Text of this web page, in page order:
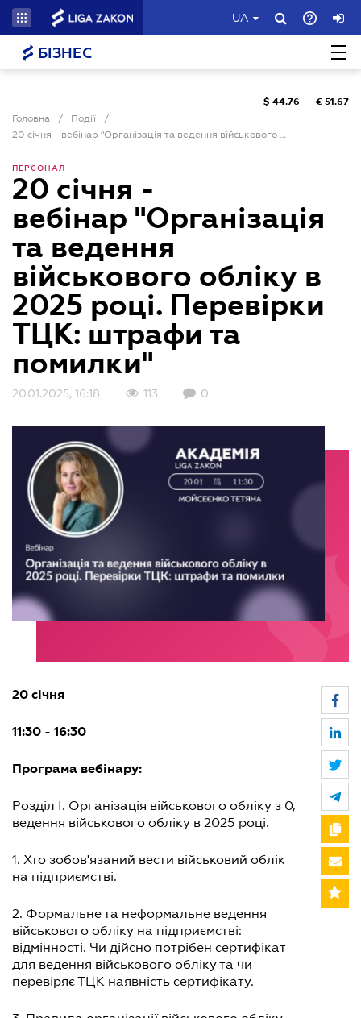
UA
БІЗНЕС
Головна / Події
/
20 січня - вебінар "Організація та ведення військового обліку в 2025 році. Перевірки ТЦК: штрафи та помилки"
$ 44.76 € 51.67
ПЕРСОНАЛ
20 січня -
вебінар "Організація
та ведення
військового обліку в
2025 році. Перевірки
ТЦК: штрафи та
помилки"
20.01.2025, 16:18 113 0
20 січня
11:30 - 16:30
Програма вебінару:
Розділ І. Організація військового обліку з 0,
ведення військового обліку в 2025 році.
1. Хто зобов'язаний вести військовий облік
на підприємстві.
2. Формальне та неформальне ведення
військового обліку на підприємстві:
відмінності. Чи дійсно потрібен сертифікат
для ведення військового обліку та чи
перевіряє ТЦК наявність сертифікату.